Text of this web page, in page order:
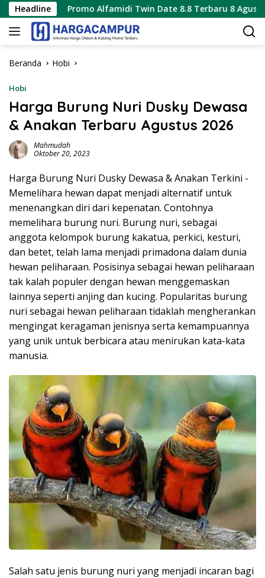
Langsung
ke
konten
Headline
Promo Alfamidi Twin Date 8.8 Terbaru 8 Agustus 2026
Beranda Hobi
Hobi
Harga Burung Nuri Dusky Dewasa
& Anakan Terbaru Agustus 2026
Mahmudah
Oktober 20, 2023
Harga Burung Nuri Dusky Dewasa & Anakan Terkini -
Memelihara hewan dapat menjadi alternatif untuk
menenangkan diri dari kepenatan. Contohnya
memelihara burung nuri. Burung nuri, sebagai
anggota kelompok burung kakatua, perkici, kesturi,
dan betet, telah lama menjadi primadona dalam dunia
hewan peliharaan. Posisinya sebagai hewan peliharaan
tak kalah populer dengan hewan menggemaskan
lainnya seperti anjing dan kucing. Popularitas burung
nuri sebagai hewan peliharaan tidaklah mengherankan
mengingat keragaman jenisnya serta kemampuannya
yang unik untuk berbicara atau menirukan kata-kata
manusia.
Salah satu jenis burung nuri yang menjadi incaran bagi